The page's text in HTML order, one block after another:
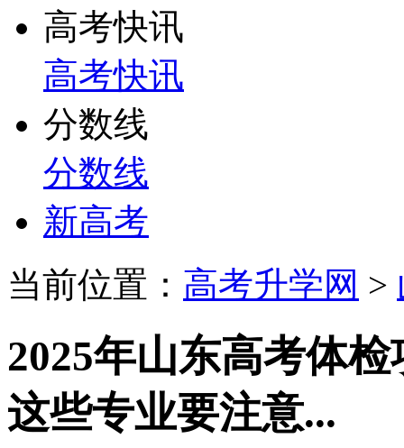
高考快讯
高考快讯
分数线
分数线
新高考
当前位置： 高考升学网 >
2025年山东高考体
这些专业要注意...